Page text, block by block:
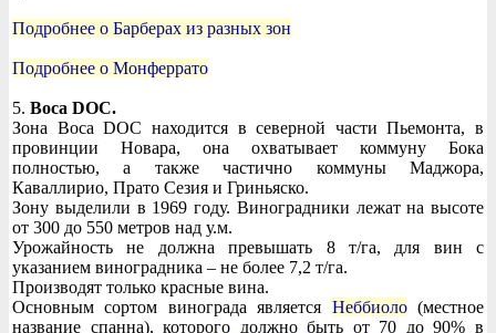
Подробнее о Барберах из разных зон
Подробнее о Монферрато
5. Boca DOC.
Зона Boca DOC находится в северной части Пьемонта, в
провинции Новара, она охватывает коммуну Бока
полностью, а также частично коммуны Маджора,
Каваллирио, Прато Сезия и Гриньяско.
Зону выделили в 1969 году. Виноградники лежат на высоте
от 300 до 550 метров над у.м.
Урожайность не должна превышать 8 т/га, для вин с
указанием виноградника – не более 7,2 т/га.
Производят только красные вина.
Основным сортом винограда является Неббиоло(местное
название спанна), которого должно быть от 70 до 90% в